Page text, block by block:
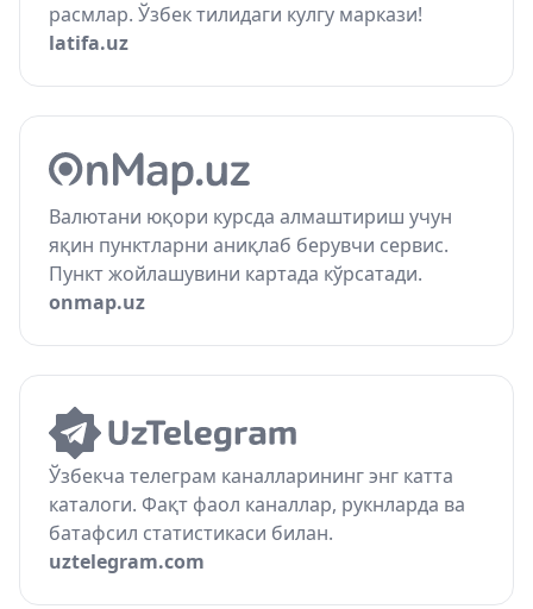
расмлар. Ўзбек тилидаги кулгу маркази!
latifa.uz
Валютани юқори курсда алмаштириш учун
яқин пунктларни аниқлаб берувчи сервис.
Пункт жойлашувини картада кўрсатади.
onmap.uz
Ўзбекча телеграм каналларининг энг катта
каталоги. Фақт фаол каналлар, рукнларда ва
батафсил статистикаси билан.
uztelegram.com